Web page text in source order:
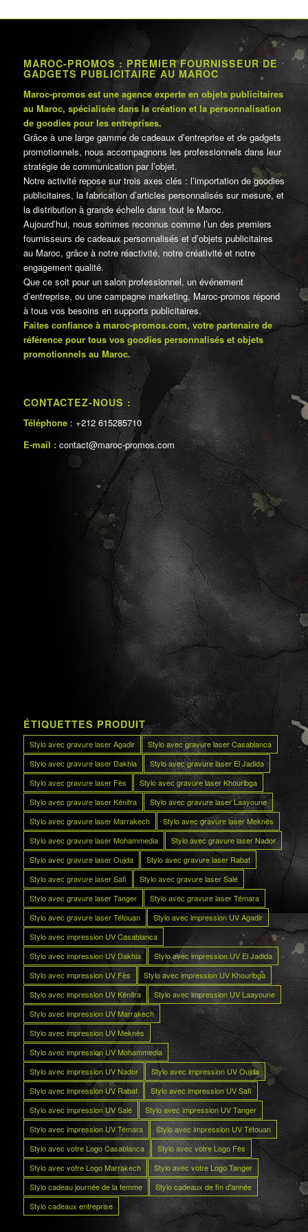
MAROC-PROMOS : PREMIER FOURNISSEUR DE
GADGETS PUBLICITAIRE AU MAROC
Maroc-promos est une agence experte en objets publicitaires
au Maroc, spécialisée dans la création et la personnalisation
de goodies pour les entreprises.
Grâce à une large gamme de cadeaux d’entreprise et de gadgets
promotionnels, nous accompagnons les professionnels dans leur
stratégie de communication par l’objet.
Notre activité repose sur trois axes clés : l’importation de goodies
publicitaires, la fabrication d’articles personnalisés sur mesure, et
la distribution à grande échelle dans tout le Maroc.
Aujourd’hui, nous sommes reconnus comme l’un des premiers
fournisseurs de cadeaux personnalisés et d’objets publicitaires
au Maroc, grâce à notre réactivité, notre créativité et notre
engagement qualité.
Que ce soit pour un salon professionnel, un événement
d’entreprise, ou une campagne marketing, Maroc-promos répond
à tous vos besoins en supports publicitaires.
Faites confiance à maroc-promos.com, votre partenaire de
référence pour tous vos goodies personnalisés et objets
promotionnels au Maroc.
CONTACTEZ-NOUS :
Téléphone : +212 615285710
E-mail : contact@maroc-promos.com
ÉTIQUETTES PRODUIT
Stylo avec gravure laser Agadir
Stylo avec gravure laser Casablanca
Stylo avec gravure laser Dakhla
Stylo avec gravure laser El Jadida
Stylo avec gravure laser Fès
Stylo avec gravure laser Khouribga
Stylo avec gravure laser Kénitra
Stylo avec gravure laser Laayoune
Stylo avec gravure laser Marrakech
Stylo avec gravure laser Meknès
Stylo avec gravure laser Mohammedia
Stylo avec gravure laser Nador
Stylo avec gravure laser Oujda
Stylo avec gravure laser Rabat
Stylo avec gravure laser Safi
Stylo avec gravure laser Salé
Stylo avec gravure laser Tanger
Stylo avec gravure laser Témara
Stylo avec gravure laser Tétouan
Stylo avec impression UV Agadir
Stylo avec impression UV Casablanca
Stylo avec impression UV Dakhla
Stylo avec impression UV El Jadida
Stylo avec impression UV Fès
Stylo avec impression UV Khouribga
Stylo avec impression UV Kénitra
Stylo avec impression UV Laayoune
Stylo avec impression UV Marrakech
Stylo avec impression UV Meknès
Stylo avec impression UV Mohammedia
Stylo avec impression UV Nador
Stylo avec impression UV Oujda
Stylo avec impression UV Rabat
Stylo avec impression UV Safi
Stylo avec impression UV Salé
Stylo avec impression UV Tanger
Stylo avec impression UV Témara
Stylo avec impression UV Tétouan
Stylo avec votre Logo Casablanca
Stylo avec votre Logo Fès
Stylo avec votre Logo Marrakech
Stylo avec votre Logo Tanger
Stylo cadeau journée de la femme
Stylo cadeaux de fin d’année
Stylo cadeaux entreprise